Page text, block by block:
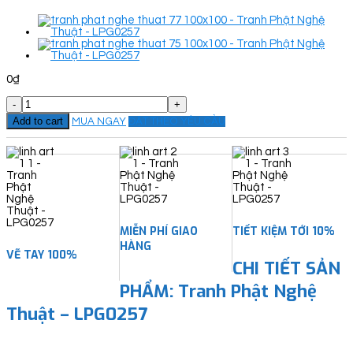
0₫
Tranh
Phật
Nghệ
Thuật
-
LPG0257
quantity
Add to cart MUA NGAY ĐẶT THEO YÊU CẦU
VẼ TAY 100%
MIỄN PHÍ GIAO
HÀNG
TIẾT KIỆM TỚI 10%
CHI TIẾT SẢN
PHẨM: Tranh Phật Nghệ
Thuật – LPG0257